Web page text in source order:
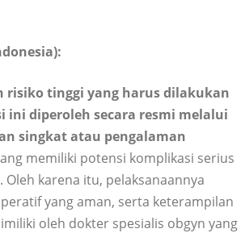
risiko tinggi yang harus dilakukan
diperoleh secara resmi melalui
singkat atau pengalaman
memiliki potensi komplikasi serius
karena itu, pelaksanaannya
yang aman, serta keterampilan
oleh dokter spesialis obgyn yang